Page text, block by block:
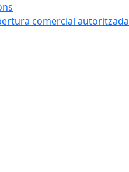
comercial autoritzada